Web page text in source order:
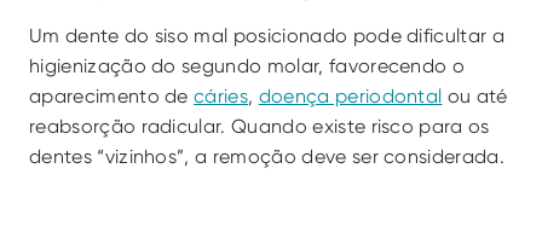
Um dente do siso mal posicionado pode dificultar a
higienização do segundo molar, favorecendo o
aparecimento de cáries, doença periodontal ou até
reabsorção radicular. Quando existe risco para os
dentes “vizinhos”, a remoção deve ser considerada.